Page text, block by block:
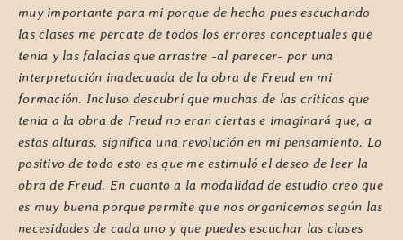
muy importante para mi porque de hecho pues escuchando
las clases me percate de todos los errores conceptuales que
tenia y las falacias que arrastre -al parecer- por una
interpretación inadecuada de la obra de Freud en mi
formación. Incluso descubrí que muchas de las criticas que
tenia a la obra de Freud no eran ciertas e imaginará que, a
estas alturas, significa una revolución en mi pensamiento. Lo
positivo de todo esto es que me estimuló el deseo de leer la
obra de Freud. En cuanto a la modalidad de estudio creo que
es muy buena porque permite que nos organicemos según las
necesidades de cada uno y que puedes escuchar las clases